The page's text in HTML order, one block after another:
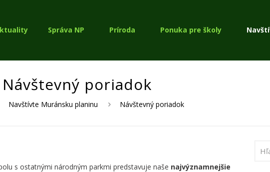
Správa NP Príroda Ponuka pre školy
Návštevný poriadok
Navštívte Muránsku planinu Návštevný poriadok
s ostatnými národným parkmi predstavuje naše najvýznamnejšie